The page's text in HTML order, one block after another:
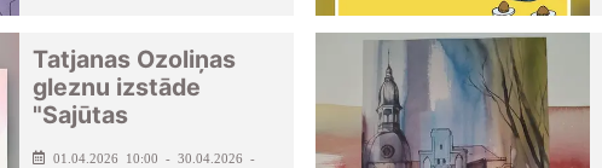
Tatjanas Ozoliņas
gleznu izstāde
"Sajūtas
01.04.2026 10:00 - 30.04.2026 -